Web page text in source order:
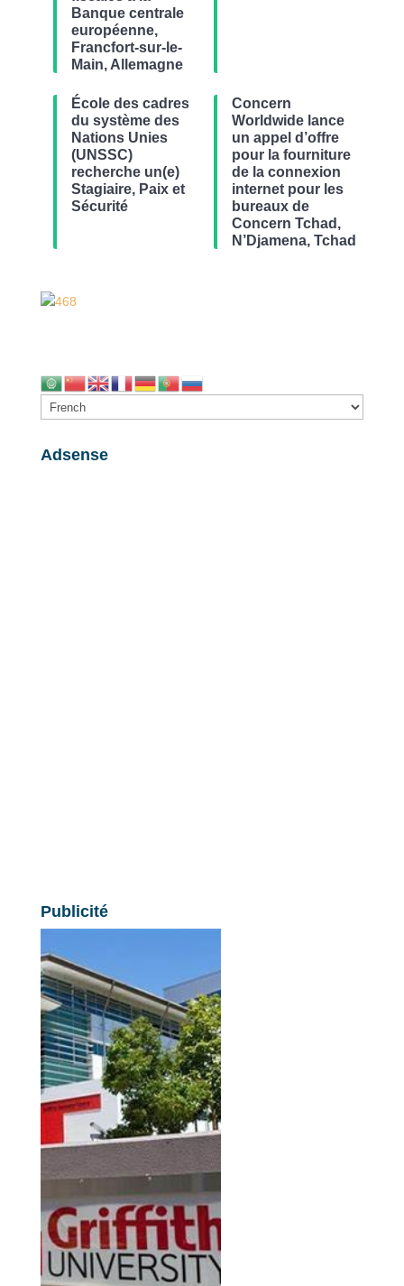
Banque centrale
européenne,
Francfort-sur-le-
Main, Allemagne
École des cadres
du système des
Nations Unies
(UNSSC)
recherche un(e)
Stagiaire, Paix et
Sécurité
Concern
Worldwide lance
un appel d’offre
pour la fourniture
de la connexion
internet pour les
bureaux de
Concern Tchad,
N’Djamena, Tchad
Adsense
Publicité